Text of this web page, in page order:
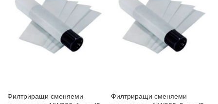
Филтриращи сменяеми
Филтриращи сменяеми